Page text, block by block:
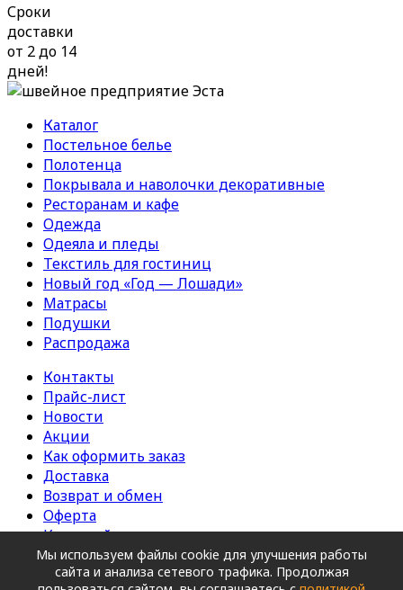
Сроки
доставки
от 2 до 14
дней!
Каталог
Постельное белье
Полотенца
Покрывала и наволочки декоративные
Ресторанам и кафе
Одежда
Одеяла и пледы
Текстиль для гостиниц
Новый год «Год — Лошади»
Матрасы
Подушки
Распродажа
Контакты
Прайс-лист
Новости
Акции
Как оформить заказ
Доставка
Возврат и обмен
Оферта
Карта сайта
Copyright © 2026. ШВЕЙНОЕ ПРЕДПРИЯТИЕ ООО
Мы используем файлы cookie для улучшения работы
сайта и анализа сетевого трафика. Продолжая